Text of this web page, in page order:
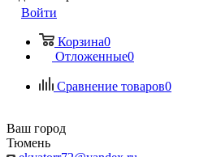
Войти
Корзина0
Отложенные0
Сравнение товаров0
Ваш город
Тюмень